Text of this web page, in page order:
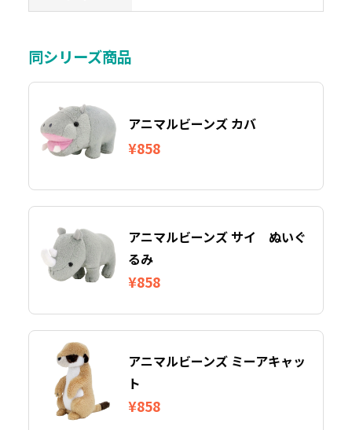
同シリーズ商品
アニマルビーンズ カバ
¥858
アニマルビーンズ サイ ぬいぐ
るみ
¥858
アニマルビーンズ ミーアキャッ
ト
¥858